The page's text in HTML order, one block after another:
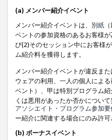
(a) メンバー紹介イベント
メンバー紹介イベントは、 別紙
ベントの参加資格のあるお客様
び(2)そのセッション中にお客様が
ム紹介料を獲得します。
メンバー紹介イベントが違反ま
ウェアの利用、一人の個人によ
ベント）、甲は特別プログラム
くは悪用があったか否かについて
アソシエイト・プログラム参加要
ー紹介に関連する場合にのみ許可
(b) ボーナスイベント